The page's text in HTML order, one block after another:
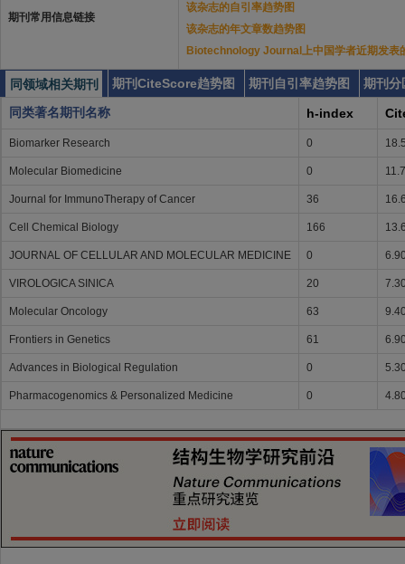
期刊常用信息链接
该杂志的自引率趋势图
该杂志的年文章数趋势图
Biotechnology Journal上中国学者近期发表
同领域相关期刊 期刊CiteScore趋势图 期刊自引率趋势图
期刊分
同类著名期刊名称
h-index
Biomarker Research 0
Molecular Biomedicine 0
Journal for ImmunoTherapy of Cancer 36
Cell Chemical Biology 166
JOURNAL OF CELLULAR AND MOLECULAR MEDICINE 0
VIROLOGICA SINICA 20
Molecular Oncology 63
Frontiers in Genetics 61
Advances in Biological Regulation 0
Pharmacogenomics & Personalized Medicine 0